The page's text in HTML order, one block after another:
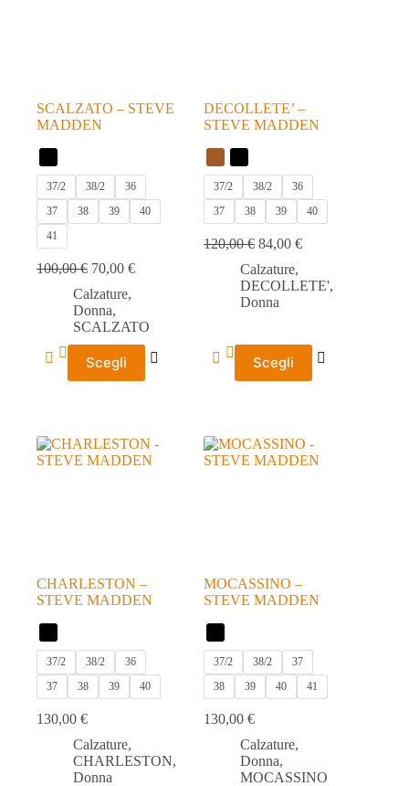
SCALZATO – STEVE
MADDEN
37/2 38/2
36
37
38 39
40
41
100,00€ 70,00 €
Calzature,
Donna,
SCALZATO
Scegli
Questo
prodotto
Le
opzioni
possono
DECOLLETE’ –
STEVE MADDEN
37/2 38/2
36
37
38 39 40
120,00€ 84,00€
Calzature,
DECOLLETE',
Donna
Scegli
Questo
prodotto
Le
opzioni
possono
CHARLESTON –
STEVE MADDEN
37/2 38/2
36
37
38 39 40
130,00 €
Calzature,
CHARLESTON,
Donna
MOCASSINO –
STEVE MADDEN
37/2 38/2
37
38
39 40 41
130,00€
Calzature,
Donna,
MOCASSINO